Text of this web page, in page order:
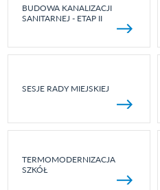
BUDOWA KANALIZACJI
SANITARNEJ - ETAP II
SESJE RADY MIEJSKIEJ
TERMOMODERNIZACJA
SZKÓŁ